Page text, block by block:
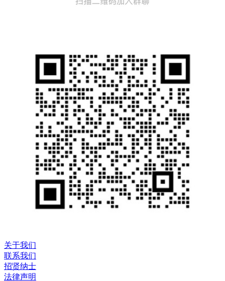
关于我们
联系我们
招贤纳士
法律声明